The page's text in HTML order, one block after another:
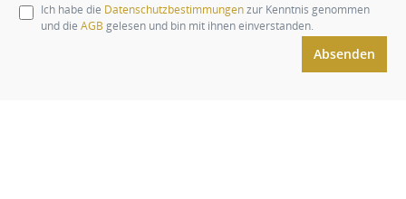
Ich habe die Datenschutzbestimmungenzur Kenntnis genommen
und die AGB gelesen und bin mit ihnen einverstanden.
Absenden